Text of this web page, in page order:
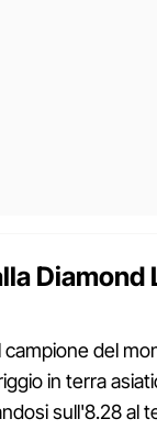
Diamond
del
in terra
sull'8.28 al